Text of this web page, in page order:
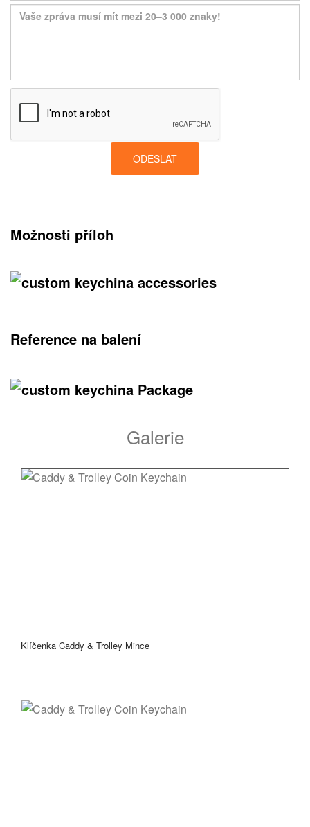
ODESLAT
Možnosti příloh
Reference na balení
Galerie
Klíčenka Caddy & Trolley Mince